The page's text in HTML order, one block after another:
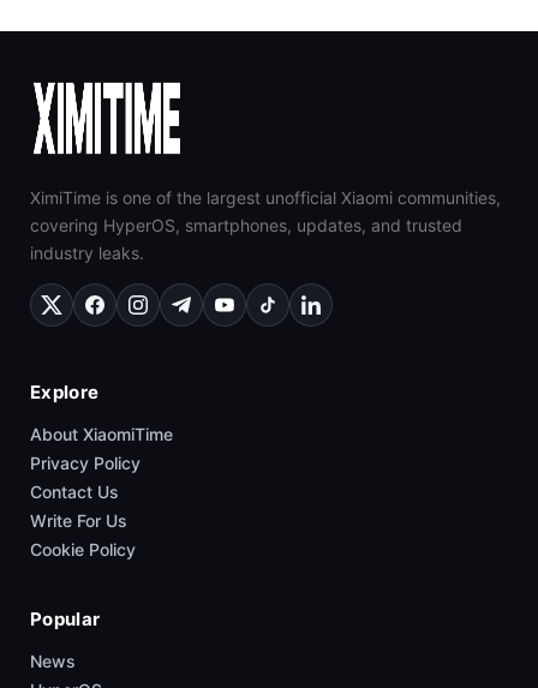
XimiTime is one of the largest unofficial Xiaomi communities,
covering HyperOS, smartphones, updates, and trusted
industry leaks.
Explore
About XiaomiTime
Privacy Policy
Contact Us
Write For Us
Cookie Policy
Popular
News